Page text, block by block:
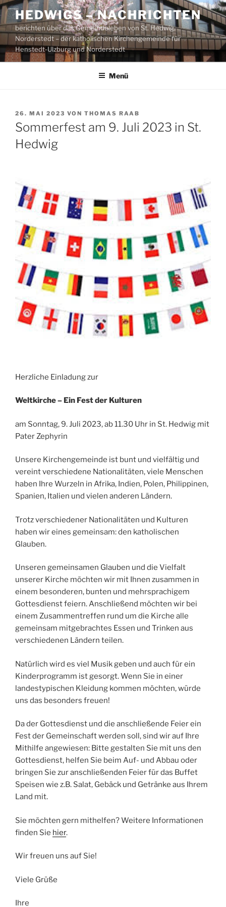
Zum
Inhalt
springen
HEDWIGS – NACHRICHTEN
berichten über das Gemeindeleben von St. Hedwig,
Norderstedt – der katholischen Kirchengemeinde für
Henstedt-Ulzburg und Norderstedt
Menü
VERÖFFENTLICHT
AM
26. MAI 2023 VON THOMAS RAAB
Sommerfest am 9. Juli 2023 in St.
Hedwig
Herzliche Einladung zur
Weltkirche – Ein Fest der Kulturen
am Sonntag, 9. Juli 2023, ab 11.30 Uhr in St. Hedwig mit
Pater Zephyrin
Unsere Kirchengemeinde ist bunt und vielfältig und
vereint verschiedene Nationalitäten, viele Menschen
haben Ihre Wurzeln in Afrika, Indien, Polen, Philippinen,
Spanien, Italien und vielen anderen Ländern.
Trotz verschiedener Nationalitäten und Kulturen
haben wir eines gemeinsam: den katholischen
Glauben.
Unseren gemeinsamen Glauben und die Vielfalt
unserer Kirche möchten wir mit Ihnen zusammen in
einem besonderen, bunten und mehrsprachigem
Gottesdienst feiern. Anschließend möchten wir bei
einem Zusammentreffen rund um die Kirche alle
gemeinsam mitgebrachtes Essen und Trinken aus
verschiedenen Ländern teilen.
Natürlich wird es viel Musik geben und auch für ein
Kinderprogramm ist gesorgt. Wenn Sie in einer
landestypischen Kleidung kommen möchten, würde
uns das besonders freuen!
Da der Gottesdienst und die anschließende Feier ein
Fest der Gemeinschaft werden soll, sind wir auf Ihre
Mithilfe angewiesen: Bitte gestalten Sie mit uns den
Gottesdienst, helfen Sie beim Auf- und Abbau oder
bringen Sie zur anschließenden Feier für das Buffet
Speisen wie z.B. Salat, Gebäck und Getränke aus Ihrem
Land mit.
Sie möchten gern mithelfen? Weitere Informationen
finden Sie hier.
Wir freuen uns auf Sie!
Viele Grüße
Ihre